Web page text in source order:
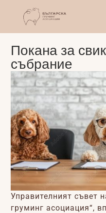
Покана за
събрание
Управителният съвет
груминг асоциация“,